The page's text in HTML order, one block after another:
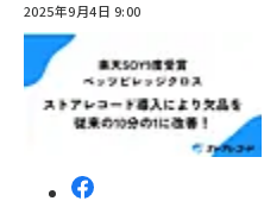
2025年9月4日 9:00